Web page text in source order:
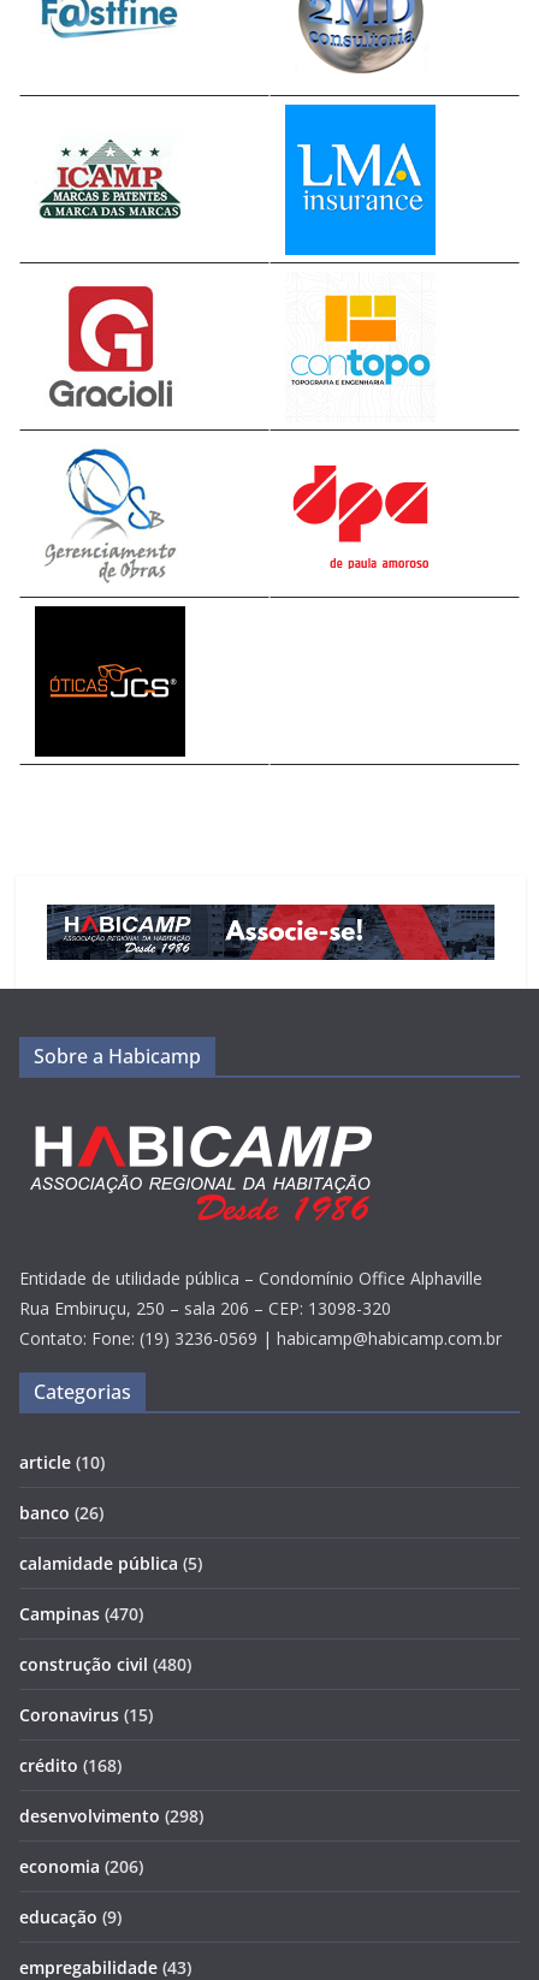
Sobre a Habicamp
Entidade de utilidade pública – Condomínio Office Alphaville
Rua Embiruçu, 250 – sala 206 – CEP: 13098-320
Contato: Fone: (19) 3236-0569 | habicamp@habicamp.com.br
Categorias
article (10)
banco (26)
calamidade pública (5)
Campinas (470)
construção civil (480)
Coronavirus (15)
crédito (168)
desenvolvimento (298)
economia (206)
educação (9)
empregabilidade (43)